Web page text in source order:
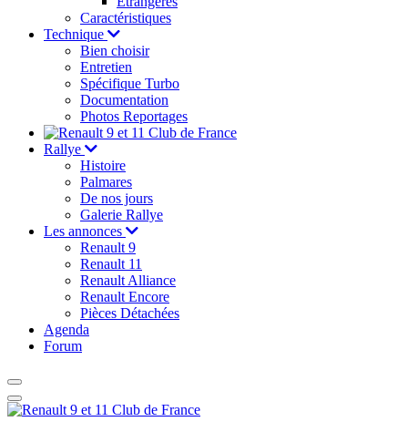
Caractéristiques
Technique
Bien choisir
Entretien
Spécifique Turbo
Documentation
Photos Reportages
Rallye
Histoire
Palmares
De nos jours
Galerie Rallye
Les annonces
Renault 9
Renault 11
Renault Alliance
Renault Encore
Pièces Détachées
Agenda
Forum